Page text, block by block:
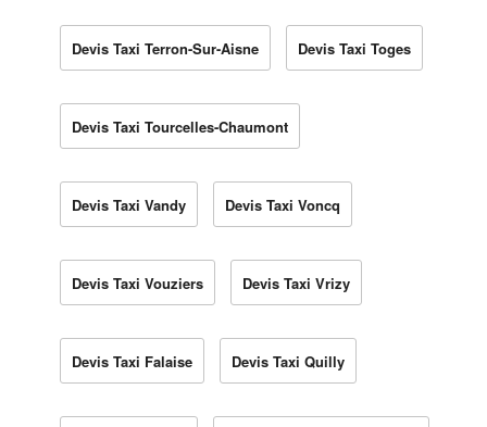
Devis Taxi Terron-Sur-Aisne Devis Taxi Toges
Devis Taxi Tourcelles-Chaumont
Devis Taxi Vandy Devis Taxi Voncq
Devis Taxi Vouziers Devis Taxi Vrizy
Devis Taxi Falaise Devis Taxi Quilly